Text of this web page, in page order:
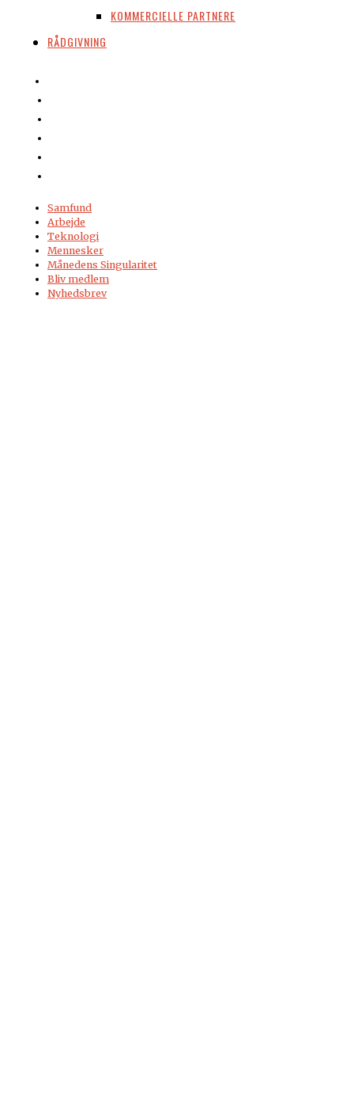
KOMMERCIELLE PARTNERE
RÅDGIVNING
Samfund
Arbejde
Teknologi
Mennesker
Månedens Singularitet
Bliv medlem
Nyhedsbrev